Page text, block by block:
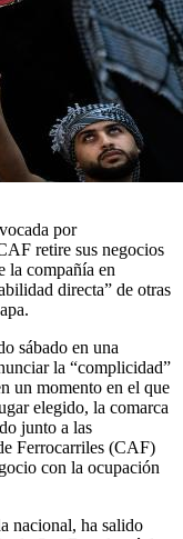
por
retire sus negocios
la compañía en
directa” de otras
sábado en una
la “complicidad”
un momento en el que
elegido, la comarca
junto a las
Ferrocarriles (CAF)
con la ocupación
nacional, ha salido